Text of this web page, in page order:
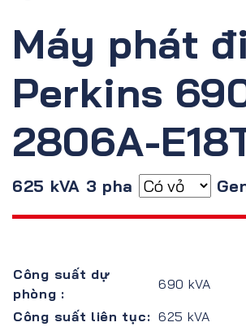
Máy phát
Perkins
2806A-
625 kVA 3 pha
Công suất dự
phòng :
690 kVA
Công suất liên tục: 625 kVA